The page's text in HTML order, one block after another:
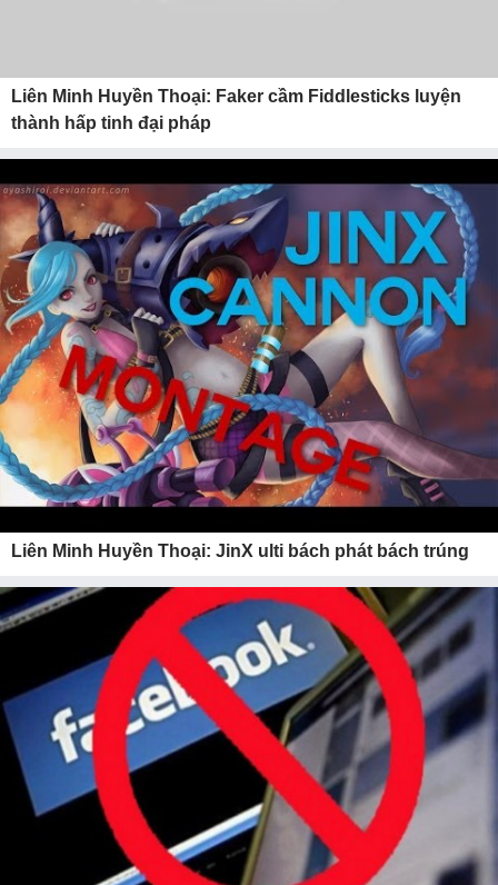
Liên Minh Huyền Thoại: Faker cầm Fiddlesticks luyện
thành hấp tinh đại pháp
Liên Minh Huyền Thoại: JinX ulti bách phát bách trúng